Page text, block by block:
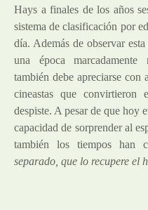
Hays a finales de los años
sistema de clasificación por
día. Además de observar
una época marcadamente
también debe apreciarse
cineastas que convirtieron
despiste. A pesar de que hoy
capacidad de sorprender al
también los tiempos han
separado, que lo recupere el